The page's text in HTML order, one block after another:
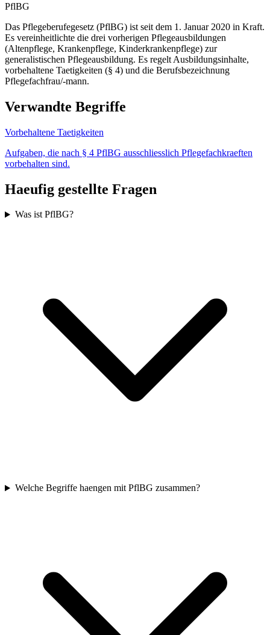
PflBG
Das Pflegeberufegesetz (PflBG) ist seit dem 1. Januar 2020 in Kraft.
Es vereinheitlichte die drei vorherigen Pflegeausbildungen
(Altenpflege, Krankenpflege, Kinderkrankenpflege) zur
generalistischen Pflegeausbildung. Es regelt Ausbildungsinhalte,
vorbehaltene Taetigkeiten (§ 4) und die Berufsbezeichnung
Pflegefachfrau/-mann.
Verwandte Begriffe
Vorbehaltene Taetigkeiten
Aufgaben, die nach § 4 PflBG ausschliesslich Pflegefachkraeften
vorbehalten sind.
Haeufig gestellte Fragen
Was ist PflBG?
Welche Begriffe haengen mit PflBG zusammen?